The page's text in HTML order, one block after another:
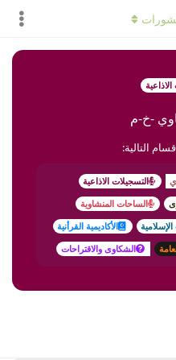
-خ-م
التالية:
التسجيلات الاذاعية
الساحات المنشاوية
الإسلامية
الأكاديمية القرأنية
الشكاوى والاقتراحات